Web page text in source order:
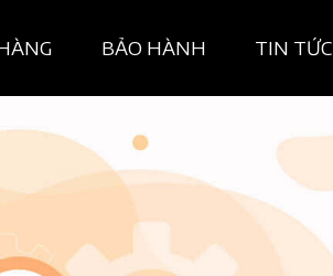
BẢO HÀNH TIN TỨC